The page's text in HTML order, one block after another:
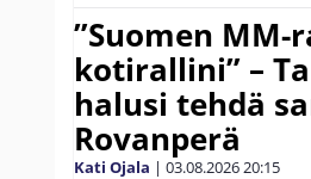
”Suomen
kotirallini” –
halusi tehdä
Rovanperä
Kati Ojala | 03.08.202620:15